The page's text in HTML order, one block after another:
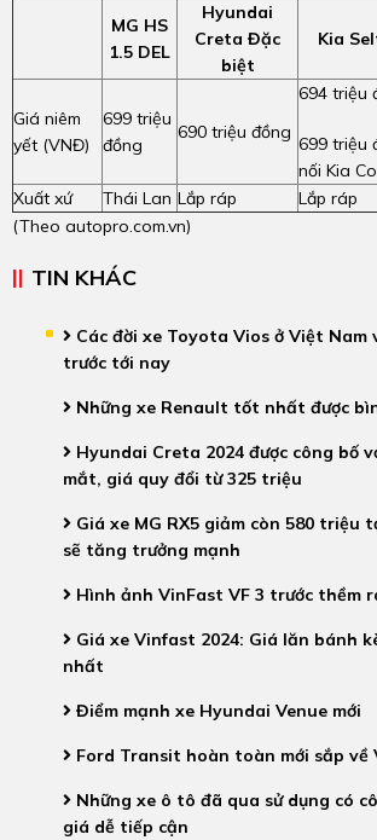
MG HS
1.5 DEL
Hyundai
Creta Đặc
biệt
Kia
Giá niêm
yết (VNĐ)
699 triệu
đồng
690 triệu đồng
694 triệu
699 triệu
nối Kia
Xuất xứ
Thái Lan Lắp ráp
Lắp ráp
(Theo autopro.com.vn)
TIN KHÁC
Các đời xe Toyota Vios ở Việt
trước tới nay
Những xe Renault tốt nhất được
Hyundai Creta 2024 được công bố
mắt, giá quy đổi từ 325 triệu
Giá xe MG RX5 giảm còn 580 triệu
sẽ tăng trưởng mạnh
Hình ảnh VinFast VF 3 trước thềm
Giá xe Vinfast 2024: Giá lăn bánh
nhất
Điểm mạnh xe Hyundai Venue mới
Ford Transit hoàn toàn mới sắp về
Những xe ô tô đã qua sử dụng có
giá dễ tiếp cận